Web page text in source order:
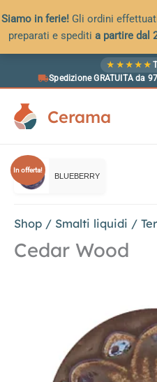
Siamo in ferie! Gli ordini
preparati e spediti a partire dal
★ ★ ★ ★ ★
Spedizione GRATUITA da
Cerama
In offerta!
BLUEBERRY
Shop / Smalti liquidi /
Cedar Wood